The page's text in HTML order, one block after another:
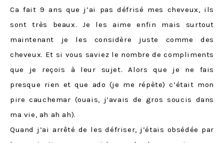
Ca fait 9 ans que j’ai pas défrisé mes cheveux, ils
sont très beaux. Je les aime enfin mais surtout
maintenant je les considère juste comme des
cheveux. Et si vous saviez le nombre de compliments
que je reçois à leur sujet. Alors que je ne fais
presque rien et que ado (je me répète) c’était mon
pire cauchemar (ouais, j’avais de gros soucis dans
ma vie, ah ah ah).
Quand j’ai arrêté de les défriser, j’étais obsédée par